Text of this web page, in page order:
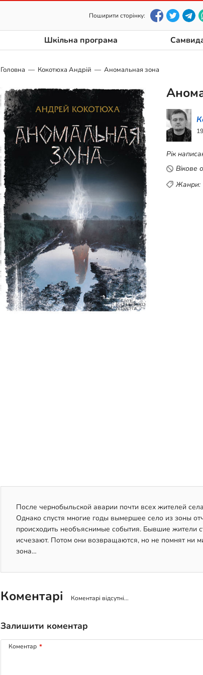
Поширити сторінку:
Шкільна програма
Головна Кокотюха Андрій Аномальная зона
Рік
Вікове
Жанри:
После чернобыльской аварии почти всех жителей
Однако спустя многие годы вымершее село из зоны
происходить необъяснимые события. Бывшие жители
исчезают. Потом они возвращаются, но не помнят ни
зона…
Коментарі Коментарі відсутні...
Залишити коментар
Коментар *